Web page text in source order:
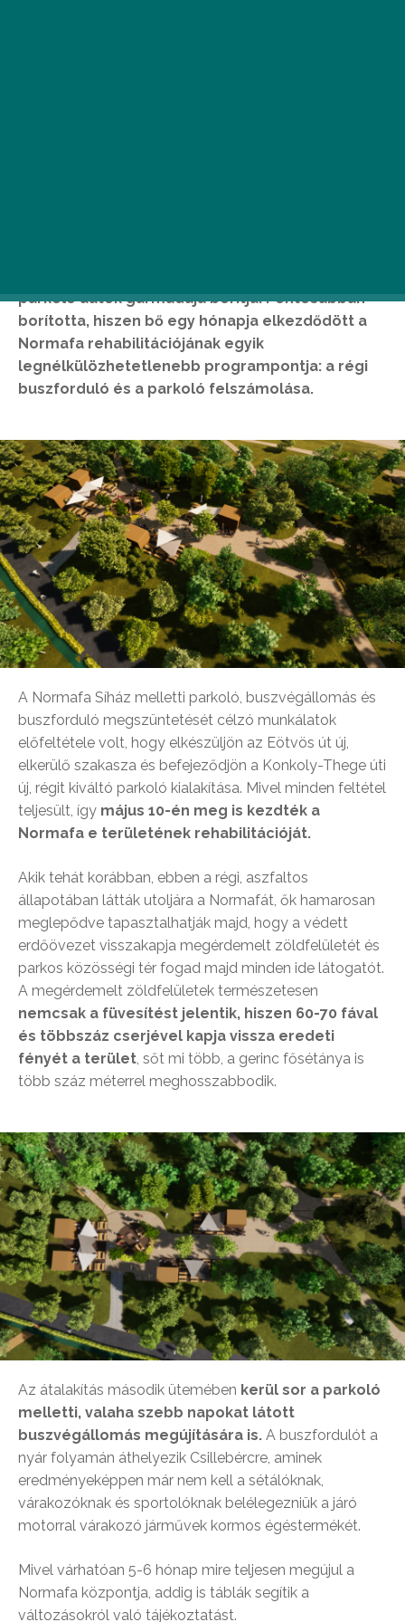
parkoló autók garmadája borítja. Pontosabban
borította, hiszen bő egy hónapja elkezdődött a
Normafa rehabilitációjának egyik
legnélkülözhetetlenebb programpontja: a régi
buszforduló és a parkoló felszámolása.
A Normafa Síház melletti parkoló, buszvégállomás és
buszforduló megszüntetését célzó munkálatok
előfeltétele volt, hogy elkészüljön az Eötvös út új,
elkerülő szakasza és befejeződjön a Konkoly-Thege úti
új, régit kiváltó parkoló kialakítása. Mivel minden feltétel
teljesült, így május 10-én meg is kezdték a
Normafa e területének rehabilitációját.
Akik tehát korábban, ebben a régi, aszfaltos
állapotában látták utoljára a Normafát, ők hamarosan
meglepődve tapasztalhatják majd, hogy a védett
erdőövezet visszakapja megérdemelt zöldfelületét és
parkos közösségi tér fogad majd minden ide látogatót.
A megérdemelt zöldfelületek természetesen
nemcsak a füvesítést jelentik, hiszen 60-70 fával
és többszáz cserjével kapja vissza eredeti
fényét a terület, sőt mi több, a gerinc fősétánya is
több száz méterrel meghosszabbodik.
Az átalakítás második ütemében kerül sor a parkoló
melletti, valaha szebb napokat látott
buszvégállomás megújítására is. A buszfordulót a
nyár folyamán áthelyezik Csillebércre, aminek
eredményeképpen már nem kell a sétálóknak,
várakozóknak és sportolóknak belélegezniük a járó
motorral várakozó járművek kormos égéstermékét.
Mivel várhatóan 5-6 hónap mire teljesen megújul a
Normafa központja, addig is táblák segítik a
változásokról való tájékoztatást.